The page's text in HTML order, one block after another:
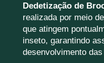
Dedetização de
realizada por meio
que atingem
inseto, garantindo
desenvolvimento